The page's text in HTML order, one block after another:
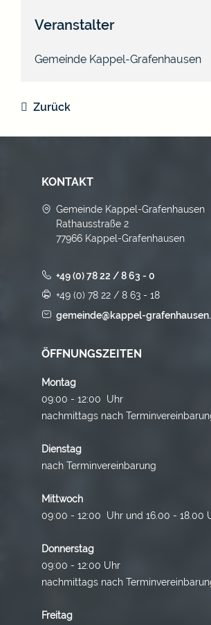
Veranstalter
Gemeinde Kappel-Grafenhausen
Zurück
KONTAKT
Gemeinde Kappel-Grafenhausen
Rathausstraße 2
77966 Kappel-Grafenhausen
+49 (0) 78 22 / 8 63 - 0
+49 (0) 78 22 / 8 63 - 18
gemeinde@kappel-
ÖFFNUNGSZEITEN
Montag
09:00 - 12:00 Uhr
nachmittags nach
Dienstag
nach Terminvereinbarung
Mittwoch
09:00 - 12:00 Uhr und 16.00 - 18.00
Donnerstag
09:00 - 12:00 Uhr
nachmittags nach
Freitag